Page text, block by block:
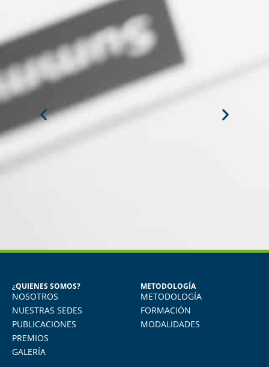
GÓNGORA
Vivo en Arequipa y llevé el diploma con
total comodidad desde mi casa. La
plataforma virtual de FIDE es muy intuitiva
y muy amigable. La enseñanza virtual es
¿QUIENES SOMOS?
NOSOTROS
NUESTRAS SEDES
PUBLICACIONES
PREMIOS
GALERÍA
METODOLOGÍA
METODOLOGÍA
FORMACIÓN
MODALIDADES